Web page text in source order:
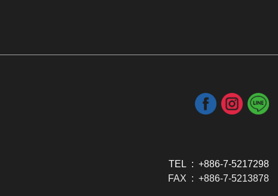
TEL : +886-7-5217298
FAX : +886-7-5213878